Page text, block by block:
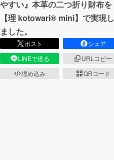
やすい』本革の二つ折り財布を
【理 kotowari® mini】で実現し
ました。
ポスト
シェア
LINEで送る
URLコピー
埋め込み
QRコード